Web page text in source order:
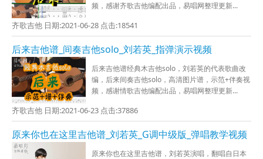
频，感谢齐歌吉他编配出品，易唱网整理更新...
齐歌吉他 日期:2021-06-28 点击:18541
后来吉他谱_间奏吉他solo_刘若英_指弹演示视频
后来吉他谱经典木吉他solo，刘若英的代表歌曲改
编，后来间奏吉他solo，高清图片谱，示范+伴奏视
频，感谢情歌吉他编配出品，易唱网整理更新...
齐歌吉他 日期:2021-06-23 点击:37886
原来你也在这里吉他谱_刘若英_G调中级版_弹唱教学视频
原来你也在这里吉他谱，刘若英演唱，翻唱自日本